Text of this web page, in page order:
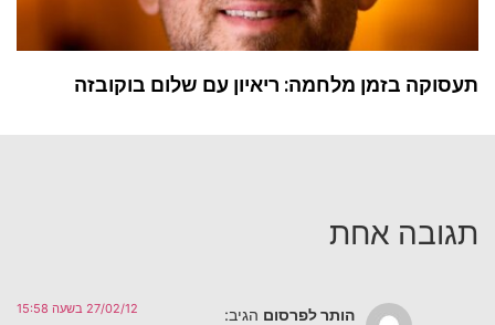
תעסוקה בזמן מלחמה: ריאיון עם שלום בוקובזה
תגובה אחת
הותר לפרסום הגיב: 27/02/12 בשעה 15:58